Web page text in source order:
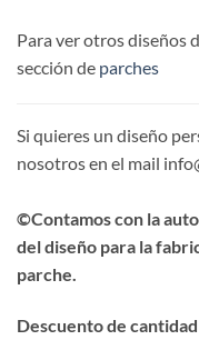
Para ver otros diseños
sección de parches
Si quieres un diseño
nosotros en el mail
©Contamos con la
del diseño para la
parche.
Descuento de cantidad